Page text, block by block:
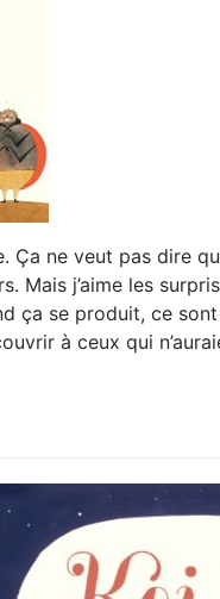
Ça ne veut pas dire
j’aime les
ça se produit, ce
à ceux qui